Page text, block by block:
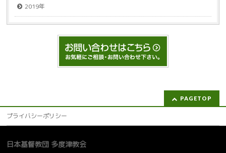
2019年
PAGETOP
プライバシーポリシー
日本基督教団 多度津教会